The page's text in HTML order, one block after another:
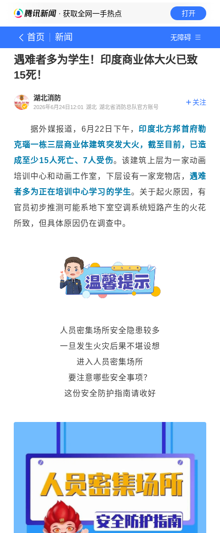
· 获取全网一手热点 打开
首页 新闻 无障碍
遇难者多为学生！印度商业体大火已致
15死！
湖北消防
2026年6月24日12:01 湖北 湖北省消防总队官方账号
关注
据外媒报道， 6月22日下午， 印度北方邦首府勒
克瑙一栋三层商业体建筑突发大火，截至目前，已造
成至少15人死亡、7人受伤。该建筑上层为一家动画
培训中心和动画工作室，下层设有一家宠物店， 遇难
者多为正在培训中心学习的学生。关于起火原因，有
官员初步推测可能系地下室空调系统短路产生的火花
所致，但具体原因仍在调查中。
人员密集场所安全隐患较多
一旦发生火灾后果不堪设想
进入人员密集场所
要注意哪些安全事项？
这份安全防护指南请收好